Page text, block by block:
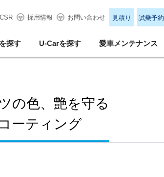
採用情報 お問い合わせ 見積り 試乗予約
探す U-Carを探す 愛車メンテナンス
の色、艶を守る
ーティング